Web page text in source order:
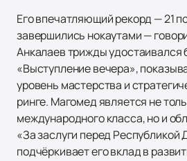
Его впечатляющий рекорд — 21
завершились нокаутами —
Анкалаев трижды удостаивался
«Выступление вечера»,
уровень мастерства и
ринге. Магомед является не
международного класса, но и
«За заслуги перед Республикой
подчёркивает его вклад в